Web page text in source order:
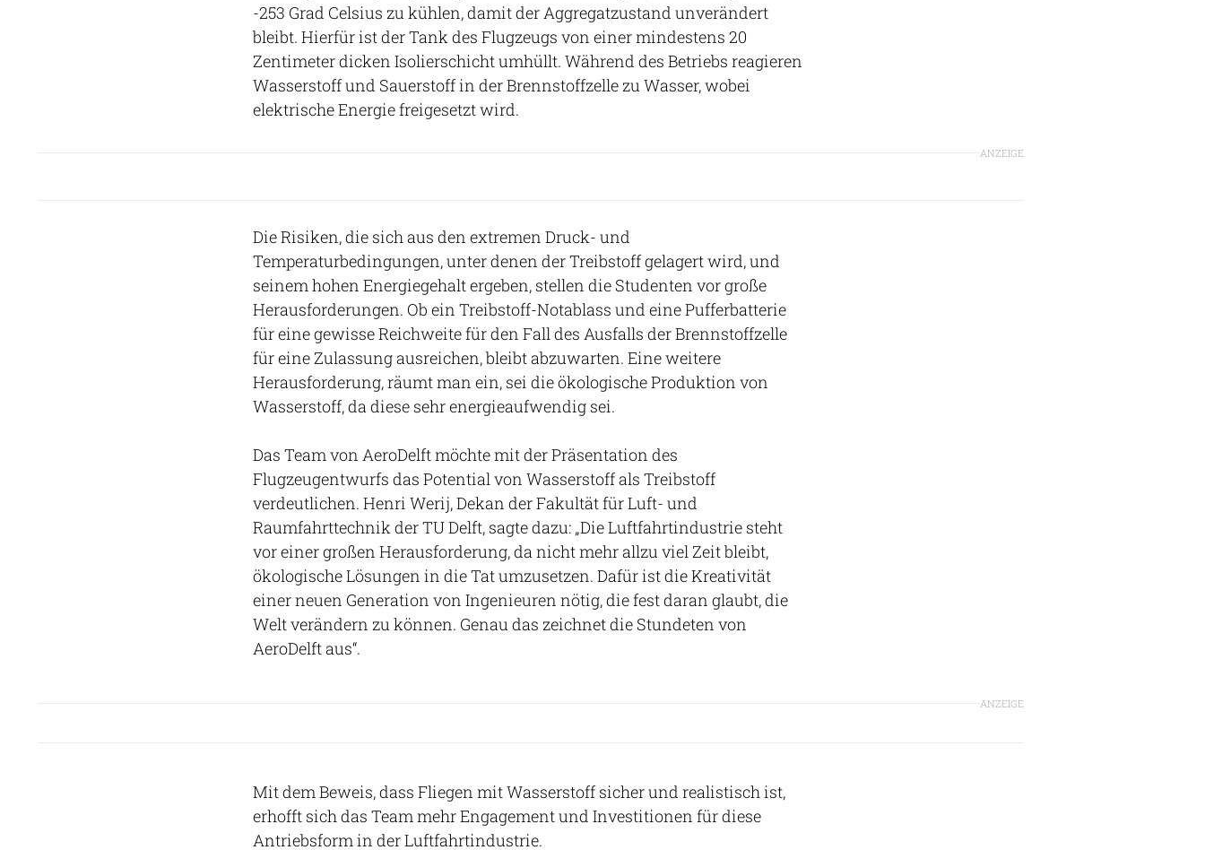
-253 Grad Celsius zu kühlen, damit der Aggregatzustand unverändert
bleibt. Hierfür ist der Tank des Flugzeugs von einer mindestens 20
Zentimeter dicken Isolierschicht umhüllt. Während des Betriebs reagieren
Wasserstoff und Sauerstoff in der Brennstoffzelle zu Wasser, wobei
elektrische Energie freigesetzt wird.
ANZEIGE
Die Risiken, die sich aus den extremen Druck- und
Temperaturbedingungen, unter denen der Treibstoff gelagert wird, und
seinem hohen Energiegehalt ergeben, stellen die Studenten vor große
Herausforderungen. Ob ein Treibstoff-Notablass und eine Pufferbatterie
für eine gewisse Reichweite für den Fall des Ausfalls der Brennstoffzelle
für eine Zulassung ausreichen, bleibt abzuwarten. Eine weitere
Herausforderung, räumt man ein, sei die ökologische Produktion von
Wasserstoff, da diese sehr energieaufwendig sei.
Das Team von AeroDelft möchte mit der Präsentation des
Flugzeugentwurfs das Potential von Wasserstoff als Treibstoff
verdeutlichen. Henri Werij, Dekan der Fakultät für Luft- und
Raumfahrttechnik der TU Delft, sagte dazu: „Die Luftfahrtindustrie steht
vor einer großen Herausforderung, da nicht mehr allzu viel Zeit bleibt,
ökologische Lösungen in die Tat umzusetzen. Dafür ist die Kreativität
einer neuen Generation von Ingenieuren nötig, die fest daran glaubt, die
Welt verändern zu können. Genau das zeichnet die Stundeten von
AeroDelft aus“.
ANZEIGE
Mit dem Beweis, dass Fliegen mit Wasserstoff sicher und realistisch ist,
erhofft sich das Team mehr Engagement und Investitionen für diese
Antriebsform in der Luftfahrtindustrie.